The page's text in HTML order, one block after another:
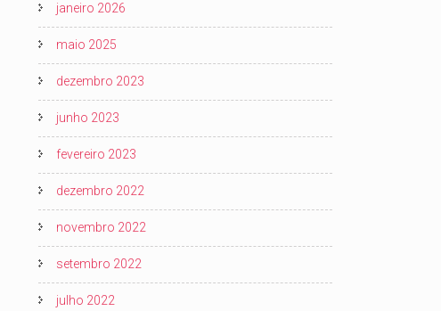
janeiro 2026
maio 2025
dezembro 2023
junho 2023
fevereiro 2023
dezembro 2022
novembro 2022
setembro 2022
julho 2022